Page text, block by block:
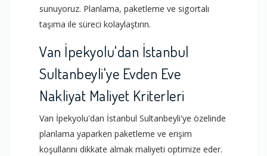
sunuyoruz. Planlama, paketleme ve sigortalı
taşıma ile süreci kolaylaştırın.
Van İpekyolu'dan İstanbul
Sultanbeyli'ye Evden Eve
Nakliyat Maliyet Kriterleri
Van İpekyolu'dan İstanbul Sultanbeyli'ye özelinde
planlama yaparken paketleme ve erişim
koşullarını dikkate almak maliyeti optimize eder.